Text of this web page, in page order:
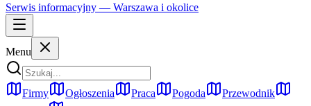
Serwis informacyjny — Warszawa i okolice
Menu
Firmy Ogłoszenia Praca Pogoda
Przewodnik